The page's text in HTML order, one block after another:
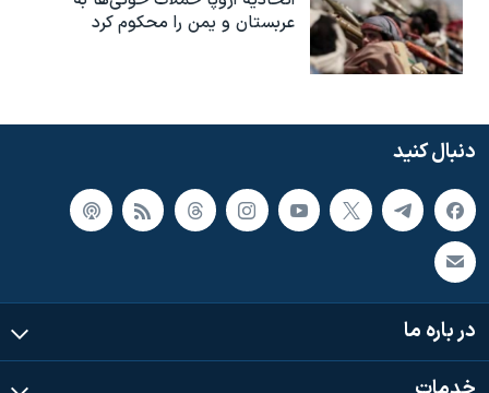
عربستان و یمن را محکوم کرد
دنبال کنید
در باره ما